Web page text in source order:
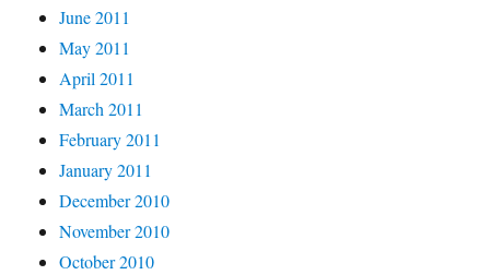
June 2011
May 2011
April 2011
March 2011
February 2011
January 2011
December 2010
November 2010
October 2010